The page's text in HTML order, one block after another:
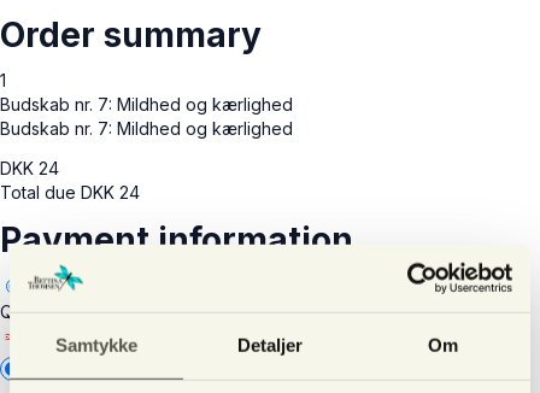
Samtykke Detaljer Om
Order summary
1
Budskab nr. 7: Mildhed og kærlighed
Budskab nr. 7: Mildhed og kærlighed
DKK 24
Total due DKK 24
Payment information
Quickpay v10